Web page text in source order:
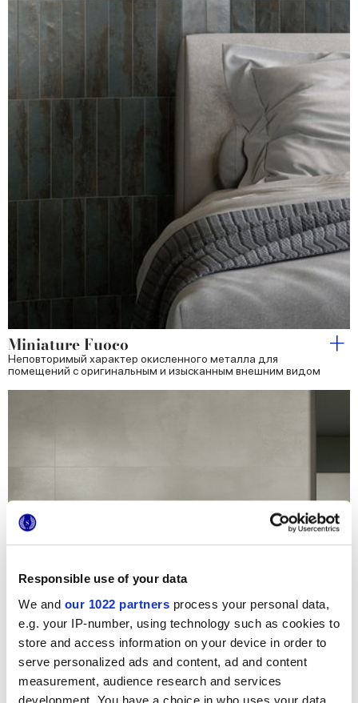
Responsible use of your data
We and our 1022 partners process your personal data,
e.g. your IP-number, using technology such as cookies to
store and access information on your device in order to
serve personalized ads and content, ad and content
measurement, audience research and services
development. You have a choice in who uses your data
Miniature Fuoco
Неповторимый характер окисленного металла для
помещений с оригинальным и изысканным внешним видом